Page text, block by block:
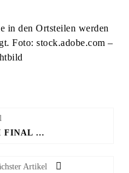
in den Ortsteilen werden
Foto: stock.adobe.com –
HSG HOLT BEIM FINAL FOUR DIE BRONZEMEDAILLE
Artikel